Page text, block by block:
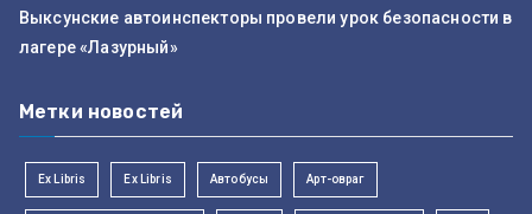
Выксунские автоинспекторы провели урок безопасности в
лагере «Лазурный»
Метки новостей
Ex Libris Ex Libris Автобусы Арт-овраг